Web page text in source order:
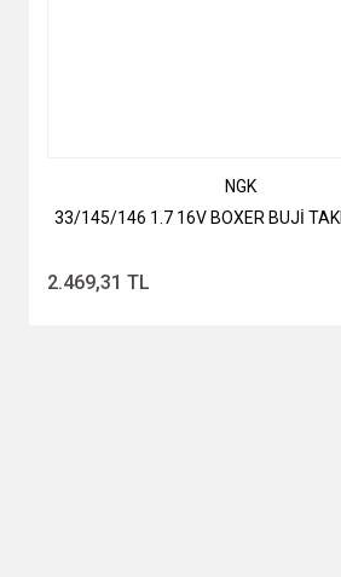
NGK
33/145/146 1.7 16V BOXER BUJİ
2.469,31 TL